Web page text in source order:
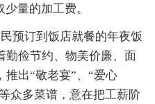
量的加工费。
预订到饭店就餐的年夜饭
勤俭节约、物美价廉、面
推出“敬老宴”、“爱心
众多菜谱，意在把工薪阶